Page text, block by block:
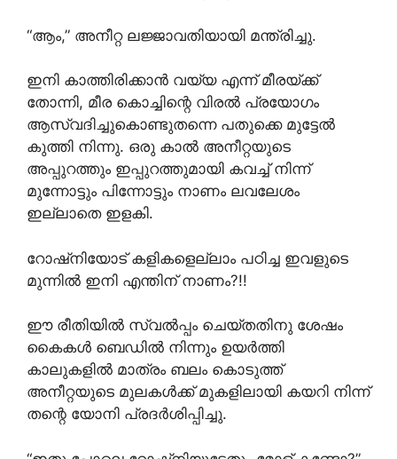
“ആം,” അനീറ്റ ലജ്ജാവതിയായി മന്ത്രിച്ചു.
ഇനി കാത്തിരിക്കാൻ വയ്യ എന്ന് മീരയ്ക്ക്
തോന്നി, മീര കൊച്ചിന്റെ വിരൽ പ്രയോഗം
ആസ്വദിച്ചുകൊണ്ടുതന്നെ പതുക്കെ മുട്ടേൽ
കുത്തി നിന്നു. ഒരു കാൽ അനീറ്റയുടെ
അപ്പുറത്തും ഇപ്പുറത്തുമായി കവച്ച് നിന്ന്
മുന്നോട്ടും പിന്നോട്ടും നാണം ലവലേശം
ഇല്ലാതെ ഇളകി.
റോഷ്‌നിയോട് കളികളെല്ലാം പഠിച്ച ഇവളുടെ
മുന്നിൽ ഇനി എന്തിന് നാണം?!!
ഈ രീതിയിൽ സ്വൽപ്പം ചെയ്തതിനു ശേഷം
കൈകൾ ബെഡിൽ നിന്നും ഉയർത്തി
കാലുകളിൽ മാത്രം ബലം കൊടുത്ത്
അനീറ്റയുടെ മുലകൾക്ക് മുകളിലായി കയറി നിന്ന്
തന്റെ യോനി പ്രദർശിപ്പിച്ചു.